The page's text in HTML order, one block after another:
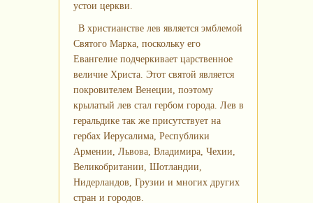
устои церкви.
В христианстве лев является эмблемой
Святого Марка, поскольку его
Евангелие подчеркивает царственное
величие Христа. Этот святой является
покровителем Венеции, поэтому
крылатый лев стал гербом города. Лев в
геральдике так же присутствует на
гербах Иерусалима, Республики
Армении, Львова, Владимира, Чехии,
Великобритании, Шотландии,
Нидерландов, Грузии и многих других
стран и городов.